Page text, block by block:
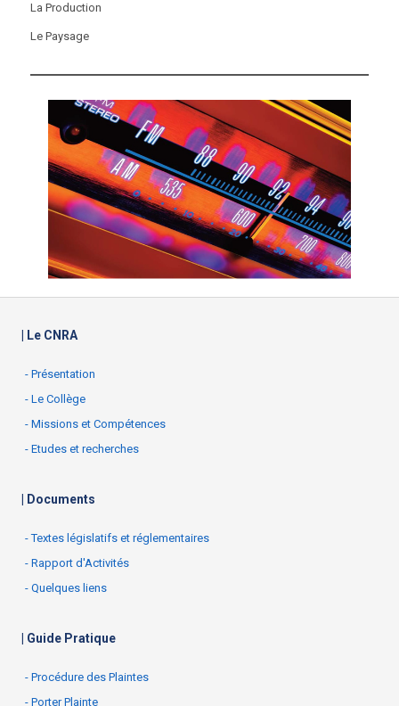
La Production
Le Paysage
| Le CNRA
- Présentation
- Le Collège
- Missions et Compétences
- Etudes et recherches
| Documents
- Textes législatifs et réglementaires
- Rapport d'Activités
- Quelques liens
| Guide Pratique
- Procédure des Plaintes
- Porter Plainte